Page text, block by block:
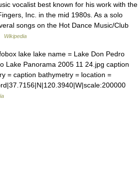
vocalist best known for his work with the
Inc. in the mid 1980s. As a solo
songs on the Hot Dance Music/Club
Wikipedia
lake lake name = Lake Don Pedro
Lake Panorama 2005 11 24.jpg caption
= caption bathymetry = location =